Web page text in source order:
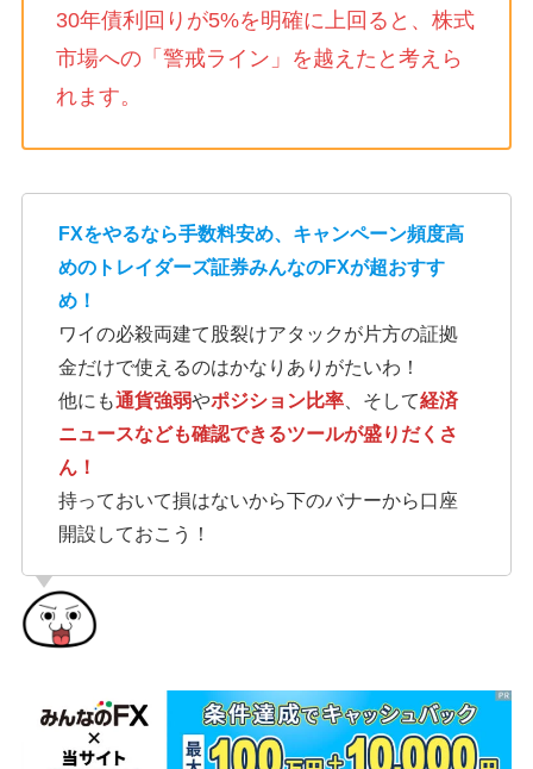
30年債利回りが5%を明確に上回ると、株式
市場への「警戒ライン」を越えたと考えら
れます。
FXをやるなら手数料安め、キャンペーン頻度高
めのトレイダーズ証券みんなのFXが超おすす
め！
ワイの必殺両建て股裂けアタックが片方の証拠
金だけで使えるのはかなりありがたいわ！
他にも通貨強弱やポジション比率、そして経済
ニュースなども確認できるツールが盛りだくさ
ん！
持っておいて損はないから下のバナーから口座
開設しておこう！